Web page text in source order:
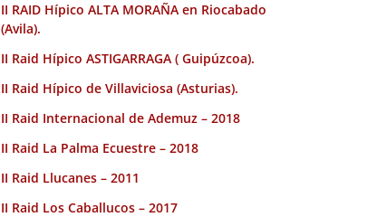
II RAID Hípico ALTA MORAÑA en Riocabado
(Avila).
II Raid Hípico ASTIGARRAGA ( Guipúzcoa).
II Raid Hípico de Villaviciosa (Asturias).
II Raid Internacional de Ademuz – 2018
II Raid La Palma Ecuestre – 2018
II Raid Llucanes – 2011
II Raid Los Caballucos – 2017